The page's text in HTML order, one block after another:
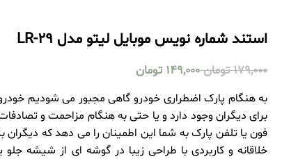
استند شماره نویس موبایل لیتو مدل LR-29
179,000 تومان 149,000 تومان
به هنگام پارک اضطراری خودرو گاهی مجبور می شودیم
برای دیگران وجود دارد و یا حتی به هنگام مزاحمت و
فون یا تلفن پارک به شما این اطمینان را می دهد که
خلاقانه و کاربردی با طراحی زیبا در گوشه ای از شیشه